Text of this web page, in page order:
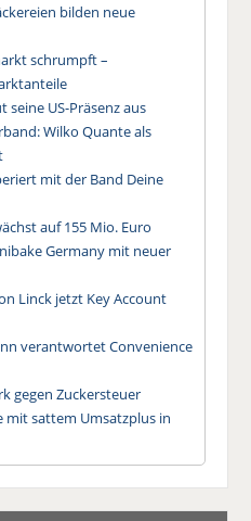
bilden neue
schrumpft –
seine US-Präsenz aus
Wilko Quante als
mit der Band Deine
auf 155 Mio. Euro
Germany mit neuer
Linck jetzt Key Account
verantwortet Convenience
gegen Zuckersteuer
mit sattem Umsatzplus in